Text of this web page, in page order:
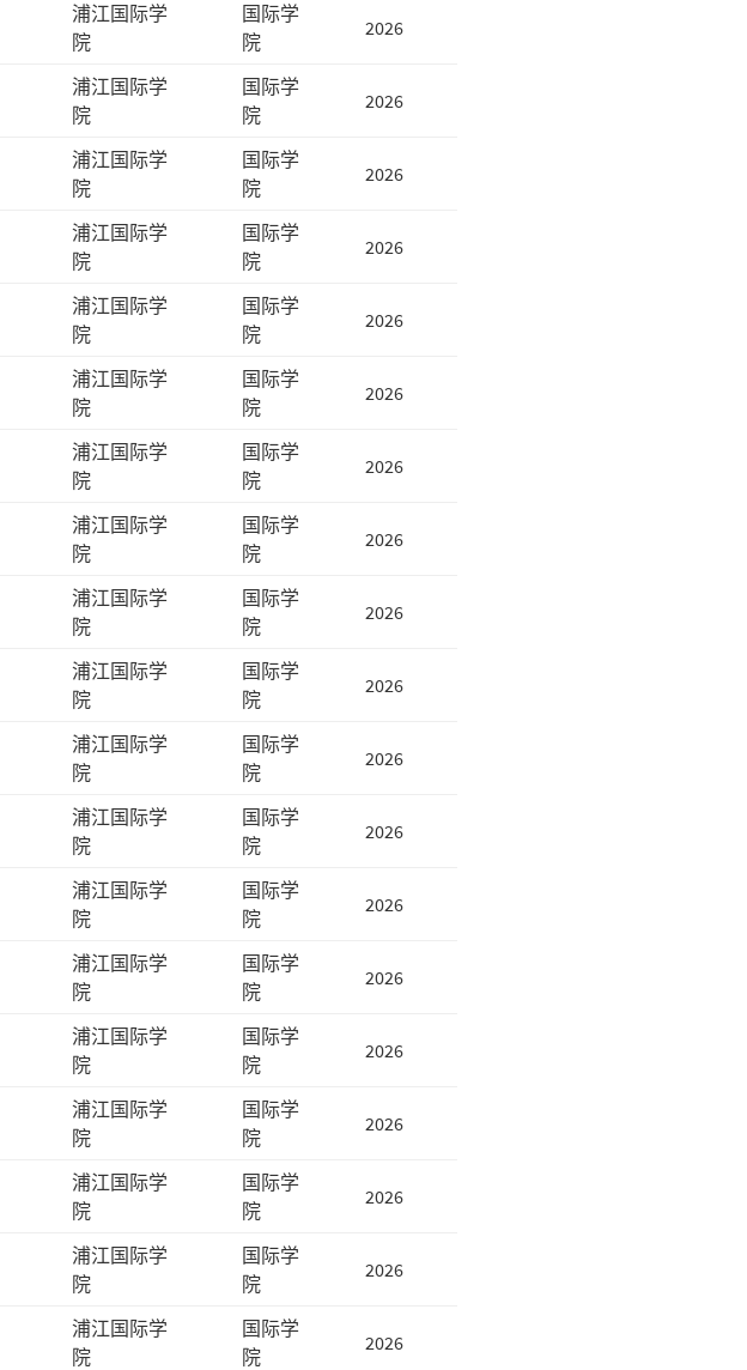
浦江国际学
院
国际学
院
2026
浦江国际学
院
国际学
院
2026
浦江国际学
院
国际学
院
2026
浦江国际学
院
国际学
院
2026
浦江国际学
院
国际学
院
2026
浦江国际学
院
国际学
院
2026
浦江国际学
院
国际学
院
2026
浦江国际学
院
国际学
院
2026
浦江国际学
院
国际学
院
2026
浦江国际学
院
国际学
院
2026
浦江国际学
院
国际学
院
2026
浦江国际学
院
国际学
院
2026
浦江国际学
院
国际学
院
2026
浦江国际学
院
国际学
院
2026
浦江国际学
院
国际学
院
2026
浦江国际学
院
国际学
院
2026
浦江国际学
院
国际学
院
2026
浦江国际学
院
国际学
院
2026
浦江国际学
院
国际学
院
2026